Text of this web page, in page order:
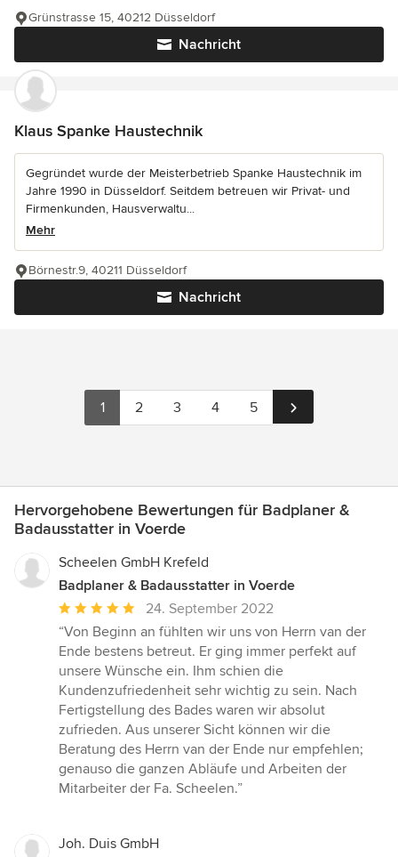
Nachricht
Grünstrasse 15, 40212 Düsseldorf
Klaus Spanke Haustechnik
Gegründet wurde der Meisterbetrieb Spanke Haustechnik im
Jahre 1990 in Düsseldorf. Seitdem betreuen wir Privat- und
Firmenkunden, Hausverwaltu...
Mehr
Nachricht
Börnestr.9, 40211 Düsseldorf
1 2 3 4 5
Hervorgehobene Bewertungen für Badplaner &
Badausstatter in Voerde
Scheelen GmbH Krefeld
Badplaner & Badausstatter in Voerde
Durchschnittliche
Bewertung:
5
von
5
Sternen
24. September 2022
“Von Beginn an fühlten wir uns von Herrn van der
Ende bestens betreut. Er ging immer perfekt auf
unsere Wünsche ein. Ihm schien die
Kundenzufriedenheit sehr wichtig zu sein. Nach
Fertigstellung des Bades waren wir absolut
zufrieden. Aus unserer Sicht können wir die
Beratung des Herrn van der Ende nur empfehlen;
genauso die ganzen Abläufe und Arbeiten der
Mitarbeiter der Fa. Scheelen.”
Joh. Duis GmbH